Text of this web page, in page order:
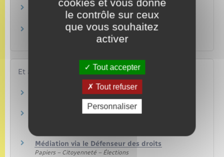
Quels véhicules peut-on conduire sans
permis de conduire ?
Permis de conduire à points : comment faire
Et aussi
Permis de conduire
Transports – Mobilité
Recours administratif (gracieux et
Médiation via le Défenseur des droits
Papiers – Citoyenneté – Élections
le contrôle sur ceux
que vous souhaitez
activer
Tout accepter
Tout refuser
Personnaliser